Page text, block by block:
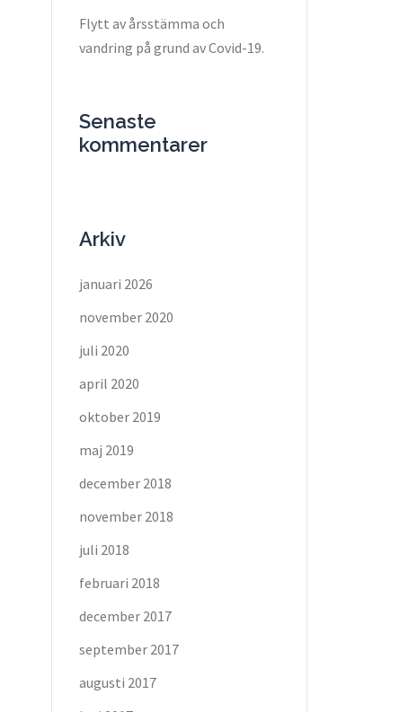
Flytt av årsstämma och
vandring på grund av Covid-19.
Senaste
kommentarer
Arkiv
januari 2026
november 2020
juli 2020
april 2020
oktober 2019
maj 2019
december 2018
november 2018
juli 2018
februari 2018
december 2017
september 2017
augusti 2017